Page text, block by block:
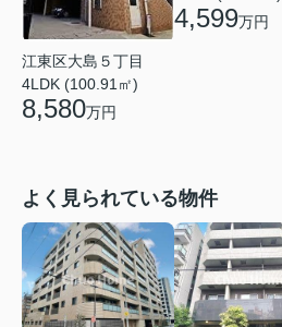
江東区大島５丁目
4LDK (100.91㎡)
8,580万円
4,599万円
よく見られている物件